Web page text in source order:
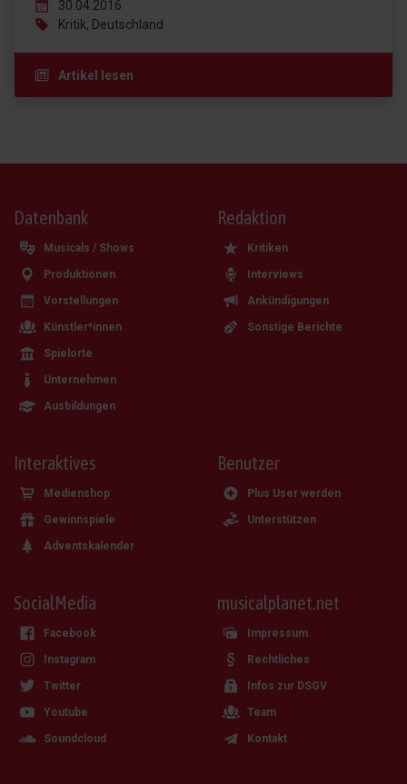
30.04.2016
Kritik, Deutschland
Artikel lesen
Datenbank
Musicals / Shows
Produktionen
Vorstellungen
Künstler*innen
Spielorte
Unternehmen
Ausbildungen
Redaktion
Kritiken
Interviews
Ankündigungen
Sonstige Berichte
Interaktives
Medienshop
Gewinnspiele
Adventskalender
Benutzer
Plus User werden
Unterstützen
SocialMedia
Facebook
Instagram
Twitter
Youtube
Soundcloud
musicalplanet.net
Impressum
Rechtliches
Infos zur DSGV
Team
Kontakt